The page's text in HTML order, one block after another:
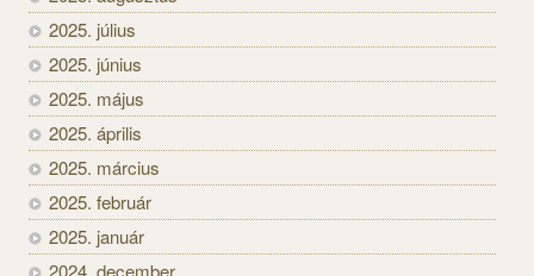
2025. július
2025. június
2025. május
2025. április
2025. március
2025. február
2025. január
2024. december